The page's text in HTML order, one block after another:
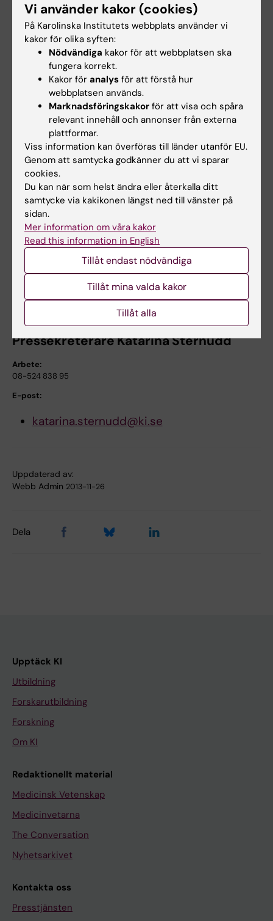
Carmen Birchmeier & Patrik Ernfors
Schwann Cell Precursors from Nerve
Innervation is a Cellular Origin of
Melanocytes in Skin
Cell, 16 oktober 2009
För mer information, kontakta:
Professor Patrik Ernfors
Institutionen för medicinsk biokemi och biofysik
Arbete:
08-524 876 59
Mobil:
070-329 76 59
patrik.ernfors@ki.se
Mer om Patrik Ernfors på ki.se
Pressekreterare Katarina Sternudd
Arbete:
08-524 838 95
E-post:
katarina.sternudd@ki.se
Uppdaterad av:
Webb Admin 2013-11-26
Dela
Upptäck KI
Utbildning
Forskarutbildning
Forskning
Om KI
Redaktionellt material
Medicinsk Vetenskap
Medicinvetarna
The Conversation
Nyhetsarkivet
Kontakta oss
Presstjänsten
Vi använder kakor (cookies)
På Karolinska Institutets webbplats använder vi
kakor för olika syften:
Nödvändiga kakor för att webbplatsen ska
fungera korrekt.
Kakor för analys för att förstå hur
webbplatsen används.
Marknadsföringskakor för att visa och spåra
relevant innehåll och annonser från externa
plattformar.
Viss information kan överföras till länder utanför EU.
Genom att samtycka godkänner du att vi sparar
cookies.
Du kan när som helst ändra eller återkalla ditt
samtycke via kakikonen längst ned till vänster på
sidan.
Mer information om våra kakor
Read this information in English
Tillåt endast nödvändiga
Tillåt mina valda kakor
Tillåt alla